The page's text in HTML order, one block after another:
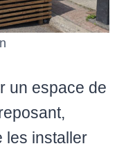
un espace de
les installer